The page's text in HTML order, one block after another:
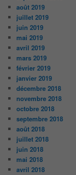
août 2019
juillet 2019
juin 2019
mai 2019
avril 2019
mars 2019
février 2019
janvier 2019
décembre 2018
novembre 2018
octobre 2018
septembre 2018
août 2018
juillet 2018
juin 2018
mai 2018
avril 2018